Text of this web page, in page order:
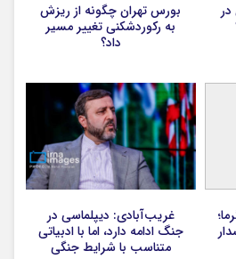
در
بورس تهران چگونه از ریزش
به رکوردشکنی تغییر مسیر
داد؟
غریب‌آبادی: دیپلماسی در
جنگ ادامه دارد، اما با ادبیاتی
متناسب با شرایط جنگی